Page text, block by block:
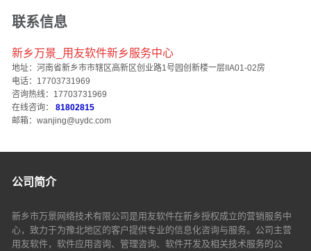
联系信息
新乡万景_用友软件新乡服务中心
地址：河南省新乡市市辖区高新区创业路1号园创新楼一层IIA01-02房
电话：17703731969
咨询热线：17703731969
在线咨询：
81802815
邮箱：wanjing@uydc.com
公司简介
新乡市万景网络技术有限公司是用友软件在新乡授权成立的营销服务中
心，致力于为豫北地区的客户提供专业的信息化咨询与服务。公司主营
用友软件，软件应用咨询、管理咨询、软件开发及相关技术服务的公